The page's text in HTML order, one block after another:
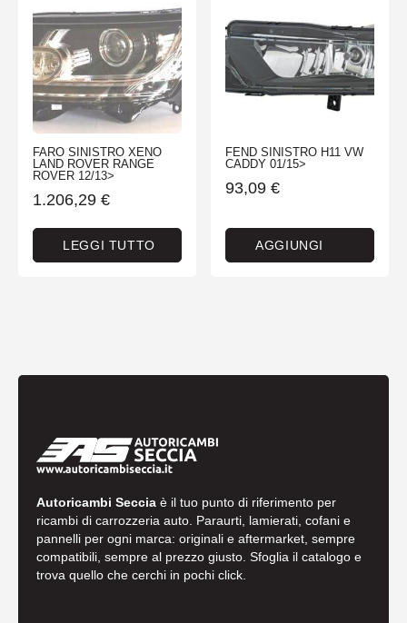
FARO SINISTRO XENO
LAND ROVER RANGE
ROVER 12/13>
1.206,29 €
LEGGI TUTTO
FEND SINISTRO H11 VW
CADDY 01/15>
93,09 €
AGGIUNGI
Autoricambi Seccia è il tuo punto di riferimento per
ricambi di carrozzeria auto. Paraurti, lamierati, cofani e
pannelli per ogni marca: originali e aftermarket, sempre
compatibili, sempre al prezzo giusto. Sfoglia il catalogo e
trova quello che cerchi in pochi click.